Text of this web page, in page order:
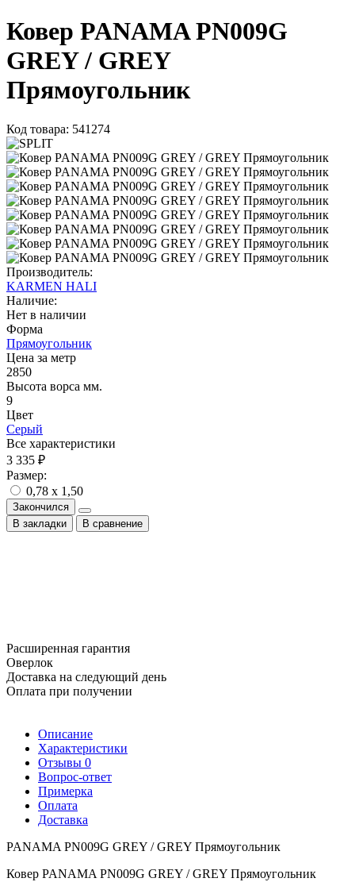
Ковер PANAMA PN009G
GREY / GREY
Прямоугольник
Код товара: 541274
Производитель:
KARMEN HALI
Наличие:
Нет в наличии
Форма
Прямоугольник
Цена за метр
2850
Высота ворса мм.
9
Цвет
Серый
Все характеристики
3 335 ₽
Размер:
0,78 x 1,50
Закончился
В закладки
В сравнение
Расширенная гарантия
Оверлок
Доставка на следующий день
Оплата при получении
Описание
Характеристики
Отзывы 0
Вопрос-ответ
Примерка
Оплата
Доставка
PANAMA PN009G GREY / GREY Прямоугольник
Ковер PANAMA PN009G GREY / GREY Прямоугольник